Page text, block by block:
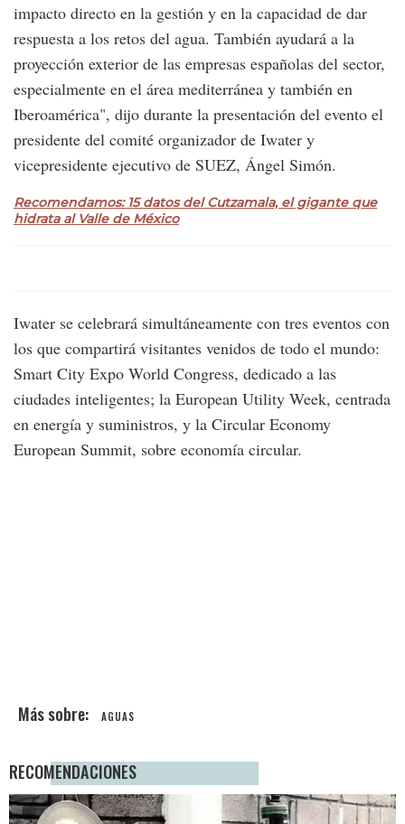
impacto directo en la gestión y en la capacidad de dar
respuesta a los retos del agua. También ayudará a la
proyección exterior de las empresas españolas del sector,
especialmente en el área mediterránea y también en
Iberoamérica", dijo durante la presentación del evento el
presidente del comité organizador de Iwater y
vicepresidente ejecutivo de SUEZ, Ángel Simón.
Recomendamos: 15 datos del Cutzamala, el gigante que
hidrata al Valle de México
Iwater se celebrará simultáneamente con tres eventos con
los que compartirá visitantes venidos de todo el mundo:
Smart City Expo World Congress, dedicado a las
ciudades inteligentes; la European Utility Week, centrada
en energía y suministros, y la Circular Economy
European Summit, sobre economía circular.
AGUAS
RECOMENDACIONES